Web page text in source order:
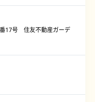
17号 住友不動産ガーデ